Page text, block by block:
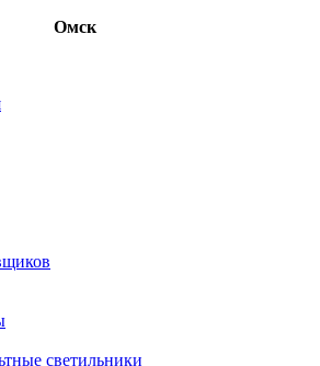
Омск
светильники